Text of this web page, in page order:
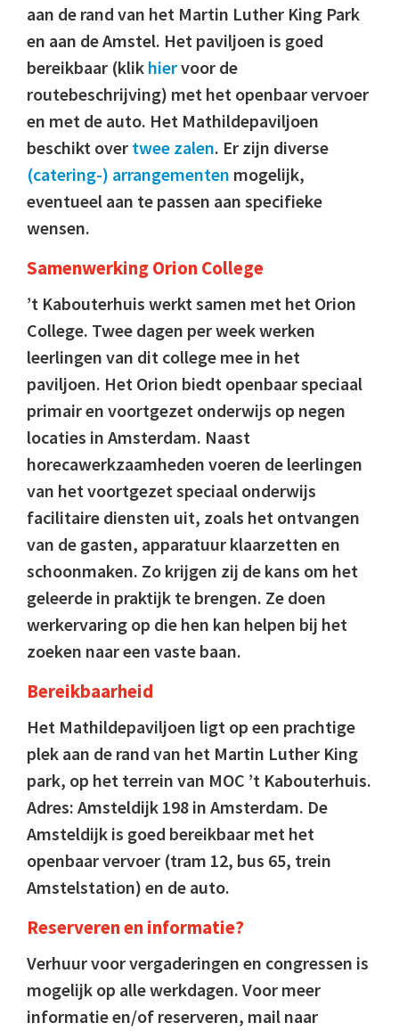
aan de rand van het Martin Luther King Park
en aan de Amstel. Het paviljoen is goed
bereikbaar (klik hiervoor de
routebeschrijving) met het openbaar vervoer
en met de auto. Het Mathildepaviljoen
beschikt over twee zalen. Er zijn diverse
(catering-) arrangementen mogelijk,
eventueel aan te passen aan specifieke
wensen.
Samenwerking Orion College
’t Kabouterhuis werkt samen met het Orion
College. Twee dagen per week werken
leerlingen van dit college mee in het
paviljoen. Het Orion biedt openbaar speciaal
primair en voortgezet onderwijs op negen
locaties in Amsterdam. Naast
horecawerkzaamheden voeren de leerlingen
van het voortgezet speciaal onderwijs
facilitaire diensten uit, zoals het ontvangen
van de gasten, apparatuur klaarzetten en
schoonmaken. Zo krijgen zij de kans om het
geleerde in praktijk te brengen. Ze doen
werkervaring op die hen kan helpen bij het
zoeken naar een vaste baan.
Bereikbaarheid
Het Mathildepaviljoen ligt op een prachtige
plek aan de rand van het Martin Luther King
park, op het terrein van MOC ’t Kabouterhuis.
Adres: Amsteldijk 198 in Amsterdam. De
Amsteldijk is goed bereikbaar met het
openbaar vervoer (tram 12, bus 65, trein
Amstelstation) en de auto.
Reserveren en informatie?
Verhuur voor vergaderingen en congressen is
mogelijk op alle werkdagen. Voor meer
informatie en/of reserveren, mail naar